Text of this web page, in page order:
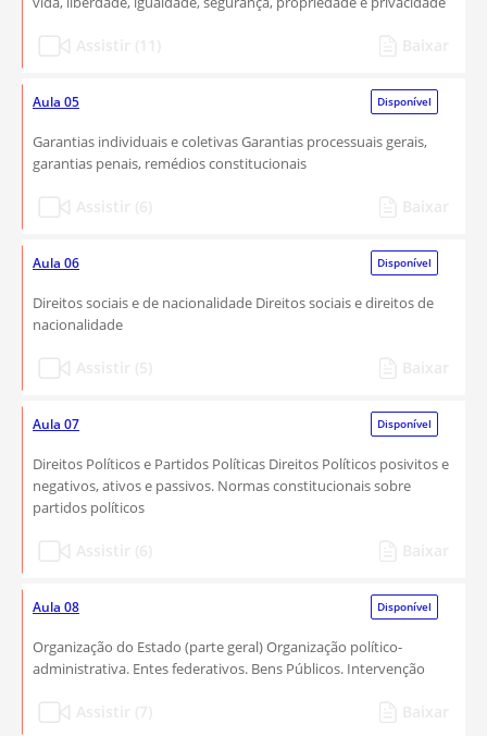
Aula 05 Disponível
Garantias individuais e coletivas Garantias processuais gerais,
garantias penais, remédios constitucionais
Aula 06 Disponível
Direitos sociais e de nacionalidade Direitos sociais e direitos de
nacionalidade
Aula 07 Disponível
Direitos Políticos e Partidos Políticas Direitos Políticos posivitos e
negativos, ativos e passivos. Normas constitucionais sobre
partidos políticos
Aula 08 Disponível
Organização do Estado (parte geral) Organização político-
administrativa. Entes federativos. Bens Públicos. Intervenção